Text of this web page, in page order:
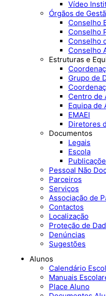
Vídeo
Órgãos de
Conselho
Conselho
Conselho
Conselho
Estruturas e
Grupo de
Centro de
Equipa de
EMAEI
Diretores
Documentos
Legais
Escola
Pessoal Não
Parceiros
Serviços
Associação de
Contactos
Localização
Proteção de
Denúncias
Sugestões
Alunos
Calendário
Manuais
Place Aluno